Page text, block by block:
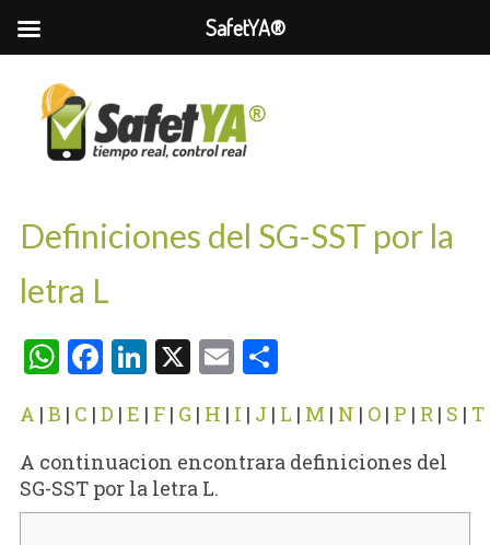
Definiciones del SG-SST por la
letra L
WhatsApp
Facebook
LinkedIn
X EmailCompartir
A | B | C | D | E | F| G | H | I | J | L | M | N | O| P | R| S | T
A continuacion encontrara definiciones del
SG-SST por la letra L.
SafetYA®